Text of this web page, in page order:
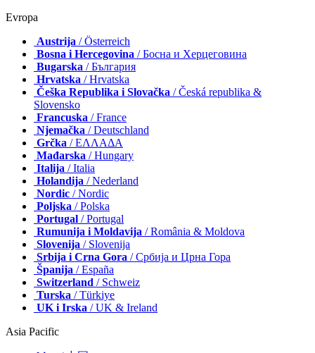
Evropa
Austrija / Österreich
Bosna i Hercegovina / Босна и Херцеговина
Bugarska / България
Hrvatska / Hrvatska
Češka Republika i Slovačka / Česká republika &
Slovensko
Francuska / France
Njemačka / Deutschland
Grčka / ΕΛΛΑΔΑ
Mađarska / Hungary
Italija / Italia
Holandija / Nederland
Nordic / Nordic
Poljska / Polska
Portugal / Portugal
Rumunija i Moldavija / România & Moldova
Slovenija / Slovenija
Srbija i Crna Gora / Србија и Црна Гора
Španija / España
Switzerland / Schweiz
Turska / Türkiye
UK i Irska / UK & Ireland
Asia Pacific